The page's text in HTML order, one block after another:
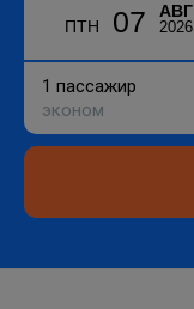
ПТН 07 АВГ
2026
1 пассажир
эконом